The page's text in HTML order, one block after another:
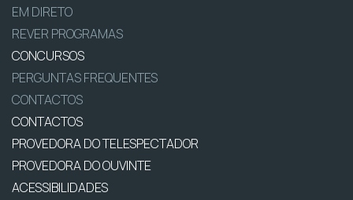
EM DIRETO
REVER PROGRAMAS
CONCURSOS
PERGUNTAS FREQUENTES
CONTACTOS
CONTACTOS
PROVEDORA DO TELESPECTADOR
PROVEDORA DO OUVINTE
ACESSIBILIDADES